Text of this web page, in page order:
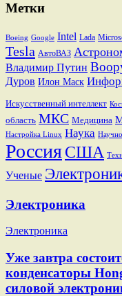
Метки
Boeing Google Intel Lada
Tesla АвтоВАЗ
Владимир Путин
Дуров Илон Маск
Искусственный интеллект
область МКС Медицина
Настройка Linux Наука
РоссияСША
Ученые
Электроника
Электроника
Уже завтра
конденсаторы
силовой